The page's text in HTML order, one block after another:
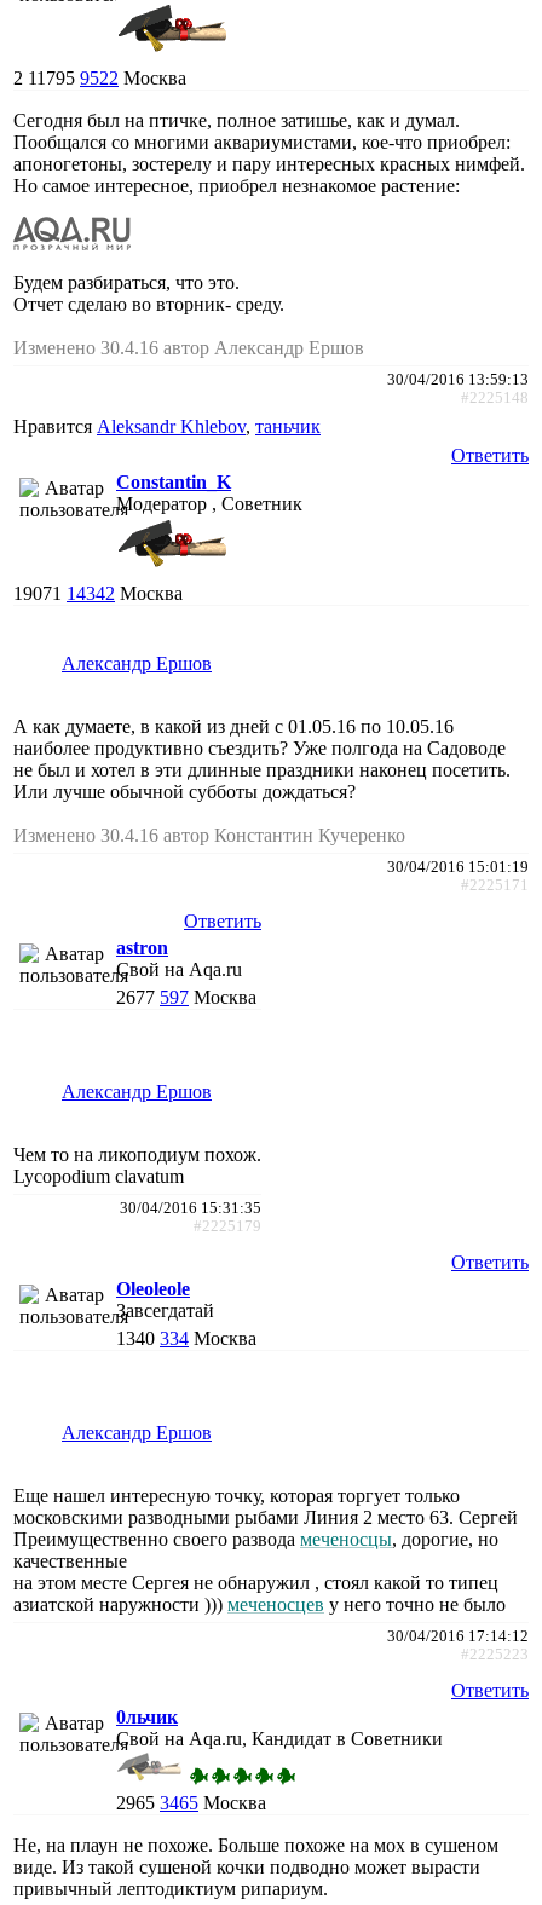
2 11795 9522 Москва
Сегодня был на птичке, полное затишье, как и думал.
Пообщался со многими аквариумистами, кое-что приобрел:
апоногетоны, зостерелу и пару интересных красных нимфей.
Но самое интересное, приобрел незнакомое растение:
Будем разбираться, что это.
Отчет сделаю во вторник- среду.
Изменено 30.4.16 автор Александр Ершов
30/04/2016 13:59:13
#2225148
Нравится Aleksandr Khlebov, таньчик
Ответить
Constantin_K
Модератор , Советник
19071 14342 Москва
Александр Ершов
А как думаете, в какой из дней с 01.05.16 по 10.05.16
наиболее продуктивно съездить? Уже полгода на Садоводе
не был и хотел в эти длинные праздники наконец посетить.
Или лучше обычной субботы дождаться?
Изменено 30.4.16 автор Константин Кучеренко
30/04/2016 15:01:19
#2225171
Ответить
astron
Свой на Aqa.ru
2677 597 Москва
Александр Ершов
Чем то на ликоподиум похож.
Lycopodium clavatum
30/04/2016 15:31:35
#2225179
Ответить
Oleoleole
Завсегдатай
1340 334 Москва
Александр Ершов
Еще нашел интересную точку, которая торгует только
московскими разводными рыбами Линия 2 место 63. Сергей
Преимущественно своего развода меченосцы, дорогие, но
качественные
на этом месте Сергея не обнаружил , стоял какой то типец
азиатской наружности ))) меченосцев у него точно не было
30/04/2016 17:14:12
#2225223
Ответить
0льчик
Свой на Aqa.ru, Кандидат в Советники
2965 3465 Москва
Не, на плаун не похоже. Больше похоже на мох в сушеном
виде. Из такой сушеной кочки подводно может вырасти
привычный лептодиктиум рипариум.